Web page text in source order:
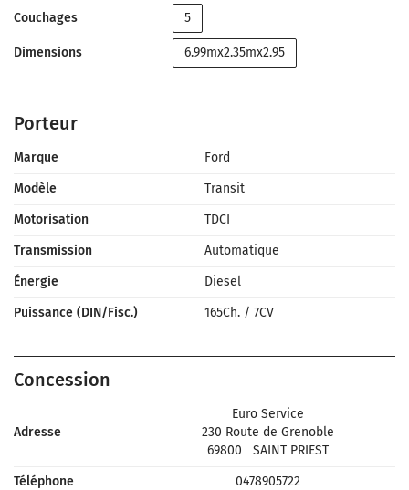
Couchages 5
Dimensions 6.99mx2.35mx2.95
Porteur
Marque
Ford
Modèle
Transit
Motorisation
TDCI
Transmission
Automatique
Énergie
Diesel
Puissance (DIN/Fisc.)
165Ch. / 7CV
Concession
Adresse
Euro Service
230 Route de Grenoble
69800
SAINT PRIEST
Téléphone
0478905722